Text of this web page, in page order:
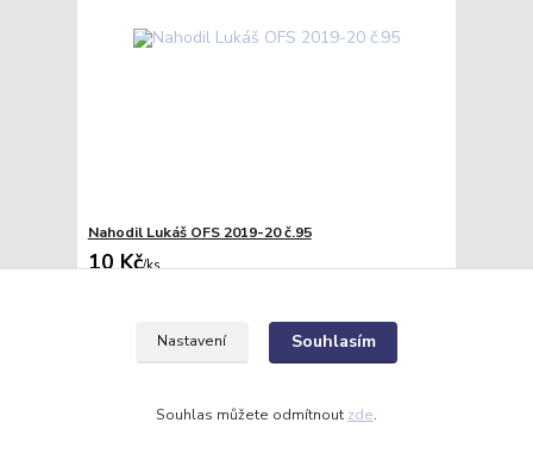
Nahodil Lukáš OFS 2019-20 č.95
10 Kč/ks
Přidat do košíku
Nastavení Souhlasím
Souhlas můžete odmítnout zde.